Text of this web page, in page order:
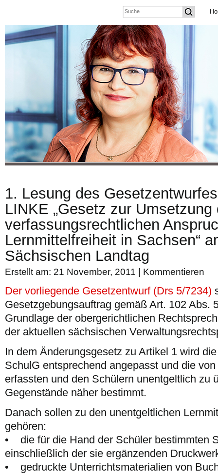
1. Lesung des
LINKE „Gesetz zur Umsetzung
verfassungsrechtlichen
Lernmittelfreiheit in Sachsen“
Sächsischen Landtag
Erstellt am: 21 November, 2011 | Kommentieren
Der vorliegende Gesetzentwurf (Drs 5/7234)
Gesetzgebungsauftrag gemäß Art. 102 Abs.
Grundlage der obergerichtlichen
der aktuellen sächsischen
In dem Änderungsgesetz zu Artikel 1 wird
SchulG entsprechend angepasst und die
erfassten und den Schülern unentgeltlich zu
Gegenstände näher bestimmt.
Danach sollen zu den unentgeltlichen
gehören:
• die für die Hand der Schüler bestimmten
einschließlich der sie ergänzenden
• gedruckte Unterrichtsmaterialien von